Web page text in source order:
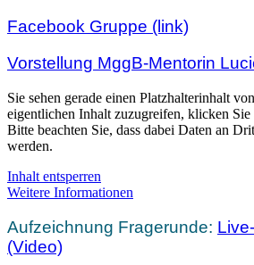
Facebook Gruppe (link)
Vorstellung MggB-Mentorin
Sie sehen gerade einen Platzhalterinhalt von
eigentlichen Inhalt zuzugreifen, klicken
Bitte beachten Sie, dass dabei Daten an
werden.
Inhalt entsperren
Weitere Informationen
Aufzeichnung Fragerunde:
(Video)